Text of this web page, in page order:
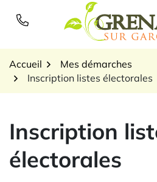
Accueil
Mes démarches
Inscription listes électorales
Inscription
électorales